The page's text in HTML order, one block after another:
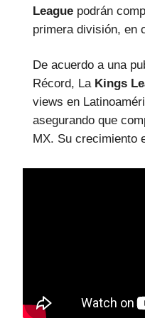
League podrán
primera división, en
De acuerdo a una
Récord, La Kings
views en
asegurando que
MX. Su crecimiento